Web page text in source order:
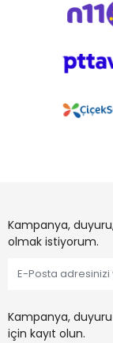
Kampanya,
olmak istiyorum.
Kampanya,
için kayıt olun.